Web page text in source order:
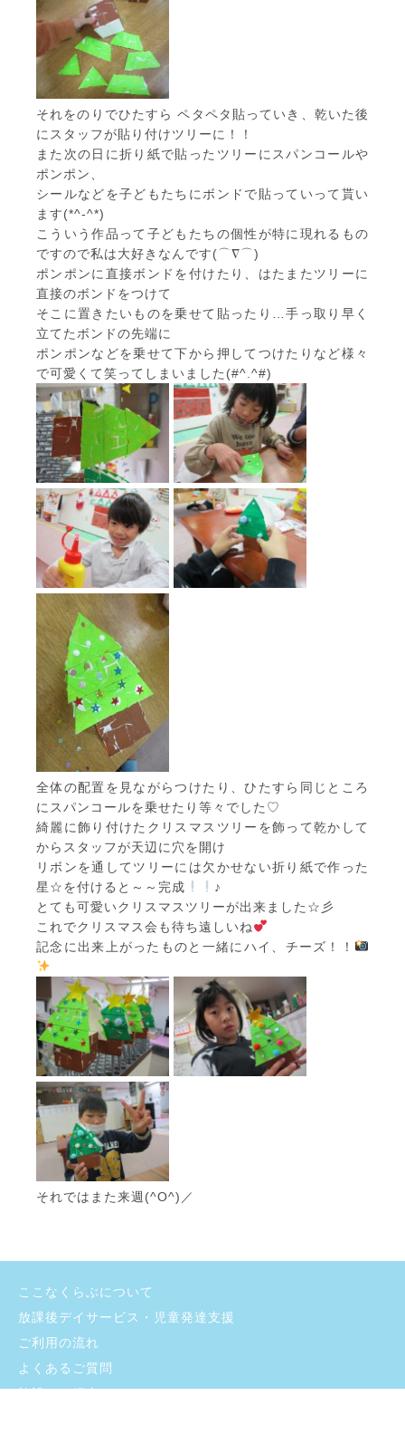
それをのりでひたすら ペタペタ貼っていき、乾いた後
にスタッフが貼り付けツリーに！！
また次の日に折り紙で貼ったツリーにスパンコールや
ポンポン、
シールなどを子どもたちにボンドで貼っていって貰い
ます(*^-^*)
こういう作品って子どもたちの個性が特に現れるもの
ですので私は大好きなんです(⌒∇⌒)
ポンポンに直接ボンドを付けたり、はたまたツリーに
直接のボンドをつけて
そこに置きたいものを乗せて貼ったり…手っ取り早く
立てたボンドの先端に
ポンポンなどを乗せて下から押してつけたりなど様々
で可愛くて笑ってしまいました(#^.^#)
全体の配置を見ながらつけたり、ひたすら同じところ
にスパンコールを乗せたり等々でした♡
綺麗に飾り付けたクリスマスツリーを飾って乾かして
からスタッフが天辺に穴を開け
リボンを通してツリーには欠かせない折り紙で作った
星☆を付けると～～完成
♪
とても可愛いクリスマスツリーが出来ました☆彡
これでクリスマス会も待ち遠しいね
記念に出来上がったものと一緒にハイ、チーズ！！
それではまた来週(^O^)／
ここなくらぶについて
放課後デイサービス・児童発達支援
ご利用の流れ
よくあるご質問
施設のご紹介